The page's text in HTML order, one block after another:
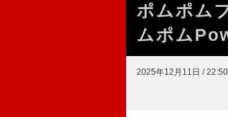
ポムポム
ムポム
2025年12月11日 / 22:50